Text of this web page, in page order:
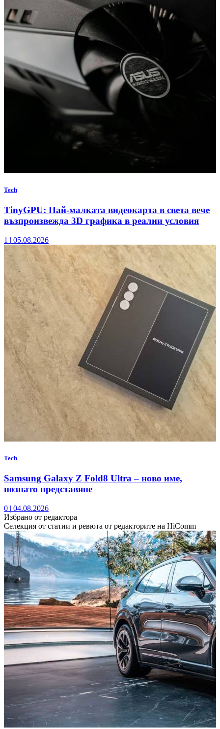
Tech
TinyGPU: Най-малката видеокарта в света вече
възпроизвежда 3D графика в реални условия
1 | 05.08.2026
Tech
Samsung Galaxy Z Fold8 Ultra – ново име,
познато представяне
0 | 04.08.2026
Избрано от редактора
Селекция от статии и ревюта от редакторите на HiComm